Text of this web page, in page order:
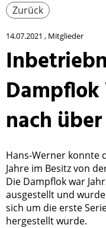
Zurück
14.07.2021 , Mitglieder
nach
Hans-Werner konnte
Jahre im Besitz von
Die Dampflok war
ausgestellt und
sich um die erste
hergestellt wurde.